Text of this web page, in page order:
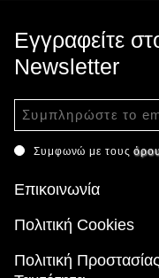
Εγγραφείτε
Newsletter
Συμφωνώ με τους
Επικοινωνία
Πολιτική Cookies
Πολιτική